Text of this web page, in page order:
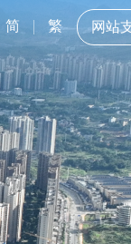
简 繁 网站